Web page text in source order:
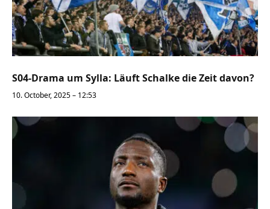
S04-Drama um Sylla: Läuft Schalke die Zeit davon?
10. October, 2025 – 12:53